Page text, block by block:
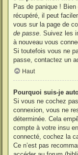
Pas de panique !
récupéré, il peut
vous sur la page de
de passe . Suivez les
à nouveau vous
Si toutefois vous ne
passe, contactez un
Haut
Pourquoi suis-je
Si vous ne cochez
connexion, vous ne
déterminée. Cela
compte à votre insu
connecté, cochez la
Ce n’est pas